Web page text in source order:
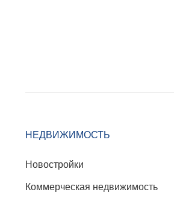
НЕДВИЖИМОСТЬ
Новостройки
Коммерческая недвижимость